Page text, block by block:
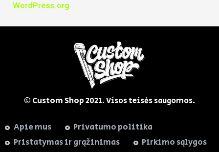
WordPress.org
© Custom Shop2021. Visos teisės saugomos.
Apie mus
Privatumo politika
Pristatymas ir grąžinimas
Pirkimo sąlygos